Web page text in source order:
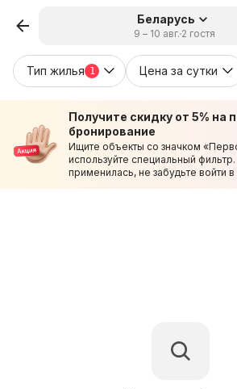
Беларусь
9 – 10 авг.2 гостя
Тип жилья 1 Цена за сутки
Получите скидку от 5% на
бронирование
Ищите объекты со значком
используйте специальный
применилась, не забудьте войти в